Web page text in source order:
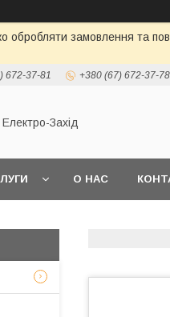
обробляти замовлення та
672-37-81 +380 (67) 672-37-78
Захід
О НАС